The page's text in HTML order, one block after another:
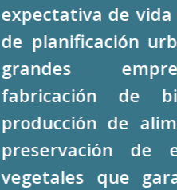
expectativa de
de planificación
grandes
fabricación de
producción de
preservación de
vegetales que